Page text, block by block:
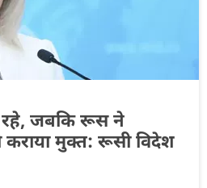
जबकि रूस ने
कराया मुक्त: रूसी विदेश